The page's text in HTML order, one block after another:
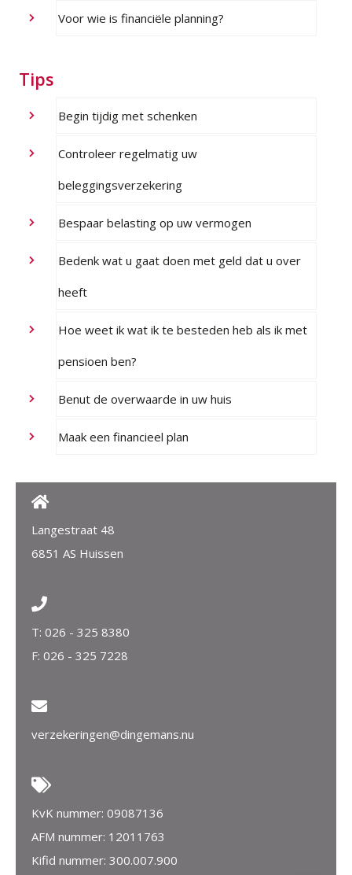
Voor wie is financiële planning?
Tips
Begin tijdig met schenken
Controleer regelmatig uw
beleggingsverzekering
Bespaar belasting op uw vermogen
Bedenk wat u gaat doen met geld dat u over
heeft
Hoe weet ik wat ik te besteden heb als ik met
pensioen ben?
Benut de overwaarde in uw huis
Maak een financieel plan
Langestraat 48
6851 AS Huissen
T: 026 - 325 8380
F: 026 - 325 7228
verzekeringen@dingemans.nu
KvK nummer: 09087136
AFM nummer: 12011763
Kifid nummer: 300.007.900